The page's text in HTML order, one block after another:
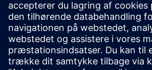
©Siemens 2026
Koncernoplysninger
Beskyttelse af personlige oplysninger